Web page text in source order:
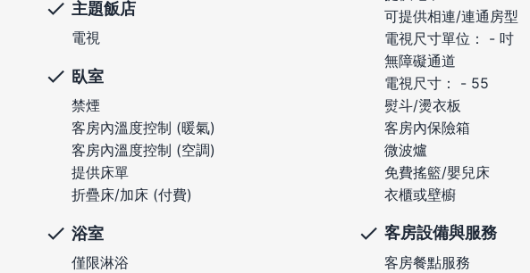
主題飯店
電視
臥室
禁煙
客房內溫度控制 (暖氣)
客房內溫度控制 (空調)
提供床單
折疊床/加床 (付費)
浴室
僅限淋浴
可提供相連/連通房型
電視尺寸單位： - 吋
無障礙通道
電視尺寸： - 55
熨斗/燙衣板
客房內保險箱
微波爐
免費搖籃/嬰兒床
衣櫃或壁櫥
客房設備與服務
客房餐點服務